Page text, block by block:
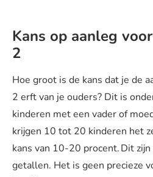
Kans op aanleg
2
Hoe groot is de kans dat je de
2 erft van je ouders? Dit is
kinderen met een vader of
krijgen 10 tot 20 kinderen het
kans van 10-20 procent. Dit
getallen. Het is geen precieze